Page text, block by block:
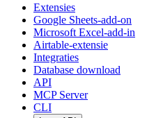
Extensies
Google Sheets-add-on
Microsoft Excel-add-in
Airtable-extensie
Integraties
Database download
API
MCP Server
CLI